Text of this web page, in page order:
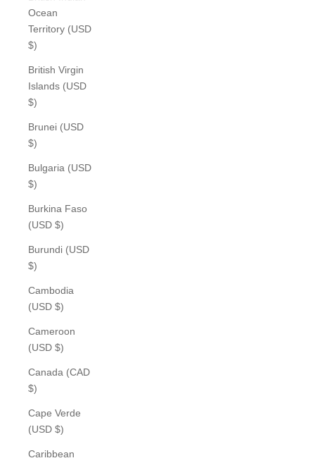
Ocean
Territory (USD
$)
British Virgin
Islands (USD
$)
Brunei (USD
$)
Bulgaria (USD
$)
Burkina Faso
(USD $)
Burundi (USD
$)
Cambodia
(USD $)
Cameroon
(USD $)
Canada (CAD
$)
Cape Verde
(USD $)
Caribbean